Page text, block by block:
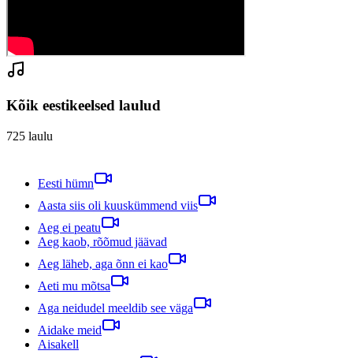
Kõik eestikeelsed laulud
725 laulu
Eesti hümn
Aasta siis oli kuuskümmend viis
Aeg ei peatu
Aeg kaob, rõõmud jäävad
Aeg läheb, aga õnn ei kao
Aeti mu mõtsa
Aga neidudel meeldib see väga
Aidake meid
Aisakell